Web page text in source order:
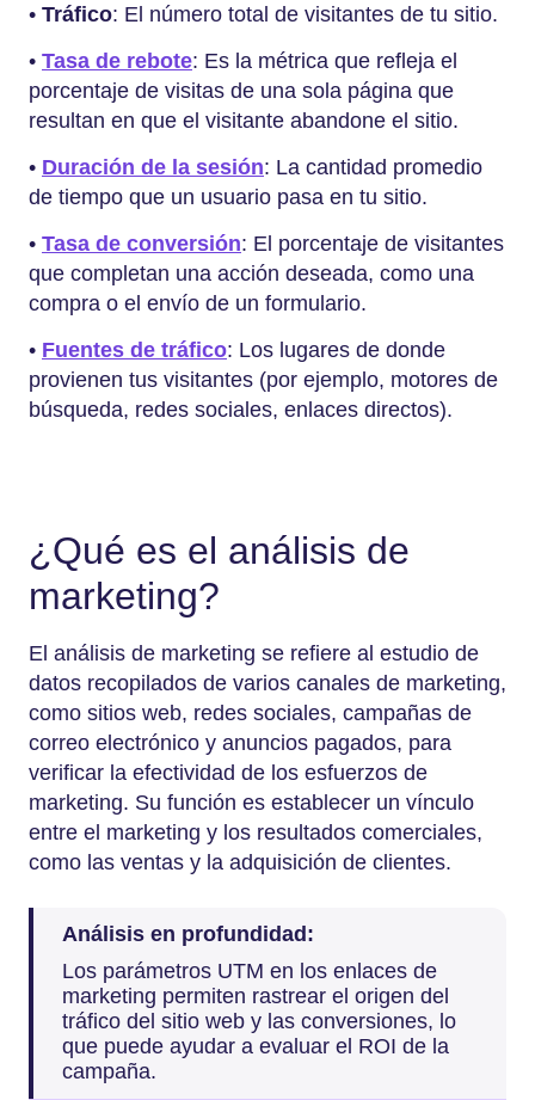
• Tráfico: El número total de visitantes de tu sitio.
• Tasa de rebote: Es la métrica que refleja el
porcentaje de visitas de una sola página que
resultan en que el visitante abandone el sitio.
• Duración de la sesión: La cantidad promedio
de tiempo que un usuario pasa en tu sitio.
• Tasa de conversión: El porcentaje de visitantes
que completan una acción deseada, como una
compra o el envío de un formulario.
• Fuentes de tráfico: Los lugares de donde
provienen tus visitantes (por ejemplo, motores de
búsqueda, redes sociales, enlaces directos).
¿Qué es el análisis de
marketing?
El análisis de marketing se refiere al estudio de
datos recopilados de varios canales de marketing,
como sitios web, redes sociales, campañas de
correo electrónico y anuncios pagados, para
verificar la efectividad de los esfuerzos de
marketing. Su función es establecer un vínculo
entre el marketing y los resultados comerciales,
como las ventas y la adquisición de clientes.
Análisis en profundidad:
Los parámetros UTM en los enlaces de
marketing permiten rastrear el origen del
tráfico del sitio web y las conversiones, lo
que puede ayudar a evaluar el ROI de la
campaña.